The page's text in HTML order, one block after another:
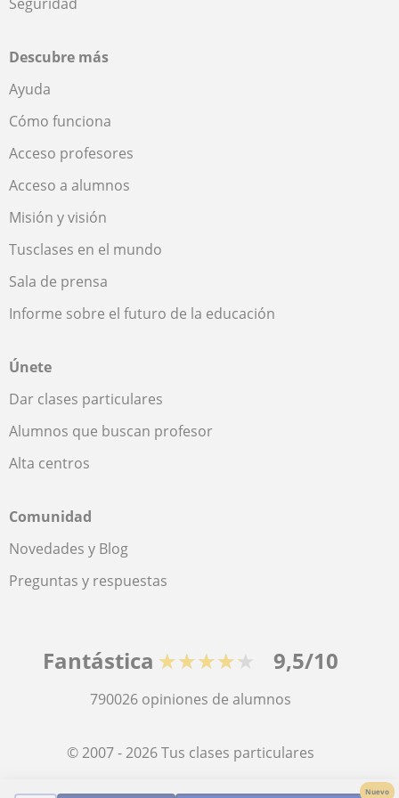
Nuevo
Descubre más
Ayuda
Cómo funciona
Acceso profesores
Acceso a alumnos
Misión y visión
Tusclases en el mundo
Sala de prensa
Informe sobre el futuro de la educación
Únete
Dar clases particulares
Alumnos que buscan profesor
Alta centros
Comunidad
Novedades y Blog
Preguntas y respuestas
Fantástica ★★★★★ 9,5/10
790026 opiniones de alumnos
© 2007 - 2026 Tus clases particulares